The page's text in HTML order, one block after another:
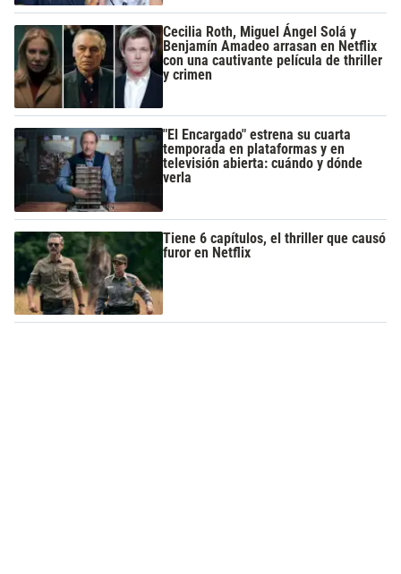
Cecilia Roth, Miguel Ángel Solá y
Benjamín Amadeo arrasan en Netflix
con una cautivante película de thriller
y crimen
"El Encargado" estrena su cuarta
temporada en plataformas y en
televisión abierta: cuándo y dónde
verla
Tiene 6 capítulos, el thriller que causó
furor en Netflix